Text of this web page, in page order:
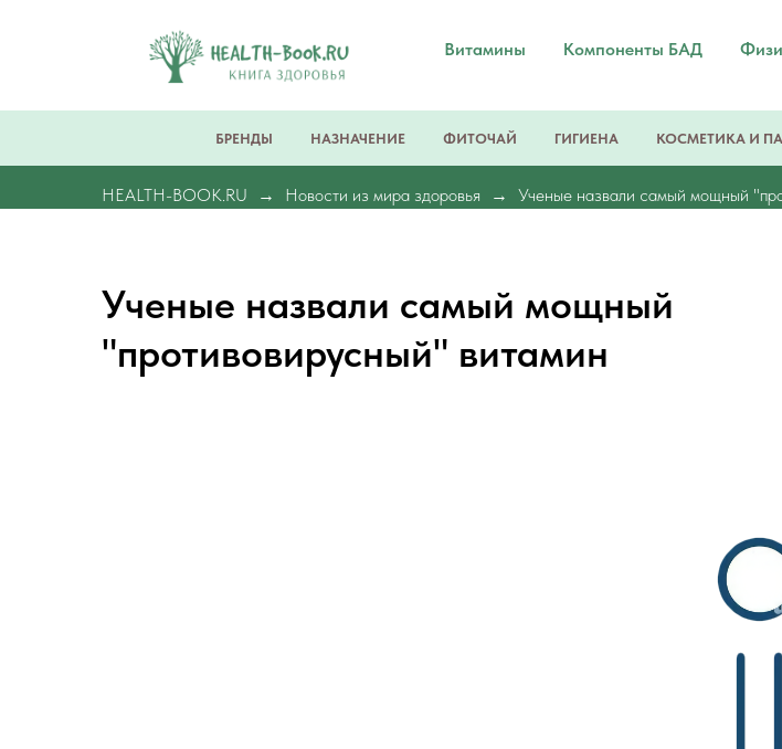
Витамины Компоненты БАД
БРЕНДЫ НАЗНАЧЕНИЕ ФИТОЧАЙ ГИГИЕНА КОСМЕТИКА И
HEALTH-BOOK.RU Новости из мира здоровья Ученые назвали самый мощный
Ученые назвали самый мощный
"противовирусный" витамин